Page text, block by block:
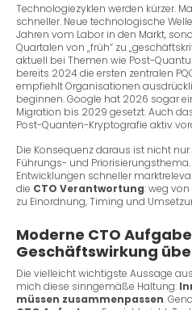
Technologiezyklen werden kürzer.
schneller. Neue technologische
Jahren vom Labor in den Markt,
Quartalen von „früh“ zu
aktuell bei Themen wie Post-
bereits 2024 die ersten zentralen
empfiehlt Organisationen
beginnen. Google hat 2026 sogar
Migration bis 2029 gesetzt. Auch
Post-Quanten-Kryptografie aktiv
Die Konsequenz daraus ist nicht
Führungs- und
Entwicklungen schneller
die CTO Verantwortung: weg von
zu Einordnung, Timing und
Moderne CTO
Geschäftswirkung
Die vielleicht wichtigste Aussage
mich diese sinngemäße Haltung:
müssen zusammenpassen.